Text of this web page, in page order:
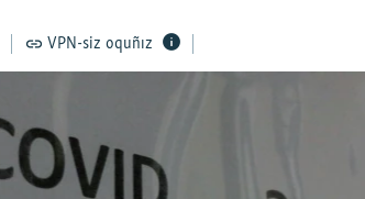
VPN-siz oquñız